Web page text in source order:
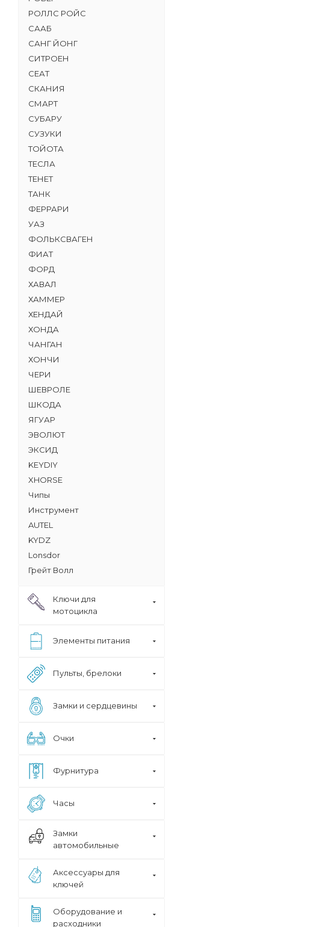
РОЛЛС РОЙС
СААБ
САНГ ЙОНГ
СИТРОЕН
СЕАТ
СКАНИЯ
СМАРТ
СУБАРУ
СУЗУКИ
ТОЙОТА
ТЕСЛА
ТЕНЕТ
ТАНК
ФЕРРАРИ
УАЗ
ФОЛЬКСВАГЕН
ФИАТ
ФОРД
ХАВАЛ
ХАММЕР
ХЕНДАЙ
ХОНДА
ЧАНГАН
ХОНЧИ
ЧЕРИ
ШЕВРОЛЕ
ШКОДА
ЯГУАР
ЭВОЛЮТ
ЭКСИД
KEYDIY
XHORSE
Чипы
Инструмент
AUTEL
KYDZ
Lonsdor
Грейт Волл
Ключи для
мотоцикла
Элементы питания
Пульты, брелоки
Замки и сердцевины
Очки
Фурнитура
Часы
Замки
автомобильные
Аксессуары для
ключей
Оборудование и
расходники